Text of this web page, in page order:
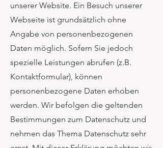
unserer Website. Ein Besuch unserer
Webseite ist grundsätzlich ohne
Angabe von personenbezogenen
Daten möglich. Sofern Sie jedoch
spezielle Leistungen abrufen (z.B.
Kontaktformular), können
personenbezogene Daten erhoben
werden. Wir befolgen die geltenden
Bestimmungen zum Datenschutz und
nehmen das Thema Datenschutz sehr